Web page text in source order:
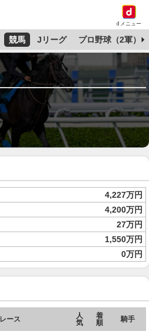
dメニュー
競馬 Jリーグ プロ野球（2軍）
4,227万円
4,200万円
27万円
1,550万円
0万円
レース
人
気
着
順
騎手